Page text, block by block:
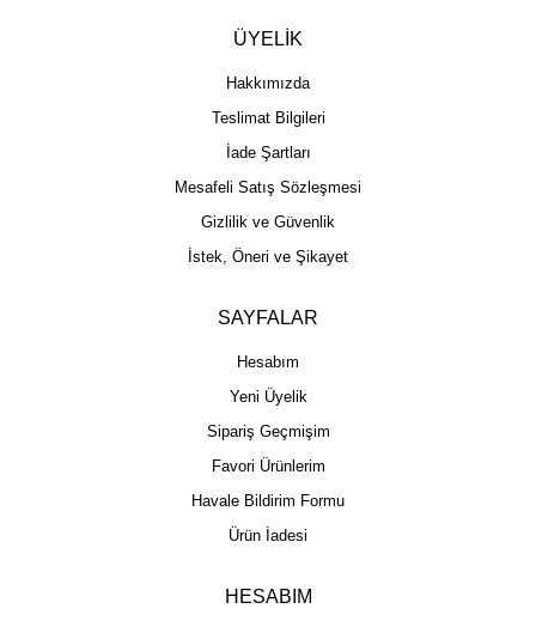
ÜYELİK
Hakkımızda
Teslimat Bilgileri
İade Şartları
Mesafeli Satış Sözleşmesi
Gizlilik ve Güvenlik
İstek, Öneri ve Şikayet
SAYFALAR
Hesabım
Yeni Üyelik
Sipariş Geçmişim
Favori Ürünlerim
Havale Bildirim Formu
Ürün İadesi
HESABIM